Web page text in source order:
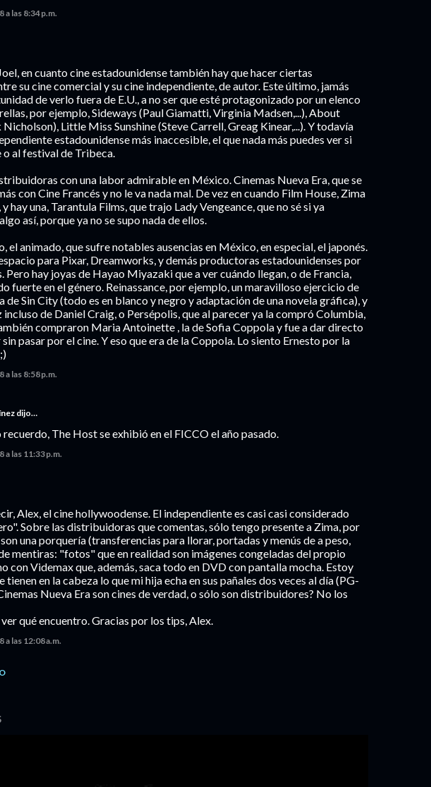
a las 8:34 p.m.
en cuanto cine estadounidense también hay que hacer ciertas
su cine comercial y su cine independiente, de autor. Este último, jamás
de verlo fuera de E.U., a no ser que esté protagonizado por un elenco
por ejemplo, Sideways (Paul Giamatti, Virginia Madsen,...), About
Little Miss Sunshine (Steve Carrell, Greag Kinear,...). Y todavía
estadounidense más inaccesible, el que nada más puedes ver si
o al festival de Tribeca.
con una labor admirable en México. Cinemas Nueva Era, que se
con Cine Francés y no le va nada mal. De vez en cuando Film House, Zima
hay una, Tarantula Films, que trajo Lady Vengeance, que no sé si ya
así, porque ya no se supo nada de ellos.
el animado, que sufre notables ausencias en México, en especial, el japonés.
para Pixar, Dreamworks, y demás productoras estadounidenses por
Pero hay joyas de Hayao Miyazaki que a ver cuándo llegan, o de Francia,
fuerte en el género. Reinassance, por ejemplo, un maravilloso ejercicio de
de Sin City (todo es en blanco y negro y adaptación de una novela gráfica), y
incluso de Daniel Craig, o Persépolis, que al parecer ya la compró Columbia,
compraron Maria Antoinette , la de Sofia Coppola y fue a dar directo
pasar por el cine. Y eso que era de la Coppola. Lo siento Ernesto por la
a las 8:58 p.m.
dijo…
recuerdo, The Host se exhibió en el FICCO el año pasado.
a las 11:33 p.m.
Alex, el cine hollywoodense. El independiente es casi casi considerado
Sobre las distribuidoras que comentas, sólo tengo presente a Zima, por
una porquería (transferencias para llorar, portadas y menús de a peso,
mentiras: "fotos" que en realidad son imágenes congeladas del propio
con Videmax que, además, saca todo en DVD con pantalla mocha. Estoy
tienen en la cabeza lo que mi hija echa en sus pañales dos veces al día (PG-
Nueva Era son cines de verdad, o sólo son distribuidores? No los
qué encuentro. Gracias por los tips, Alex.
a las 12:08 a.m.